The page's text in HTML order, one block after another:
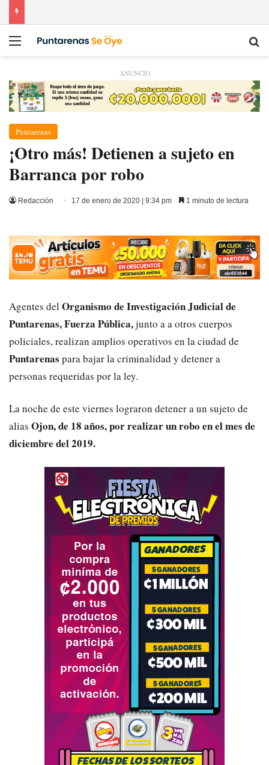
Menú
ANUNCIO
Puntarenas
¡Otro más! Detienen a sujeto en
Barranca por robo
Redacción 17 de enero de 2020 | 9:34 pm 1 minuto de lectura
Agentes del Organismo de Investigación Judicial de
Puntarenas, Fuerza Pública,junto a a otros cuerpos
policiales, realizan amplios operativos en la ciudad de
Puntarenas para bajar la criminalidad y detener a
personas requeridas por la ley.
La noche de este viernes lograron detener a un sujeto de
alias Ojon, de 18 años, por realizar un robo en el mes de
diciembre del 2019.